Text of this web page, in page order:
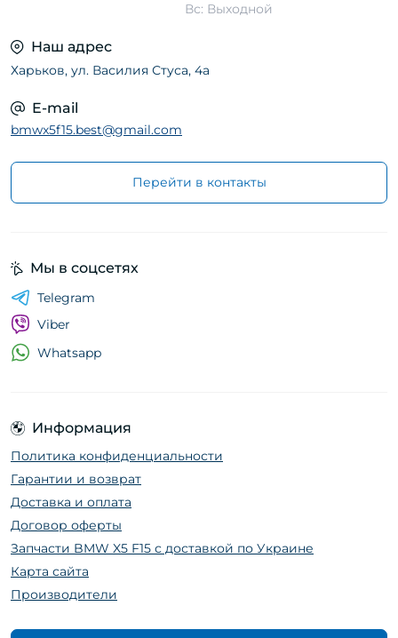
Вс: Выходной
Наш адрес
Харьков, ул. Василия Стуса, 4а
E-mail
bmwx5f15.best@gmail.com
Перейти в контакты
Информация
Политика конфиденциальности
Гарантии и возврат
Доставка и оплата
Договор оферты
Запчасти BMW X5 F15 с доставкой по Украине
Карта сайта
Производители
Мы в соцсетях
Telegram
Viber
Whatsapp